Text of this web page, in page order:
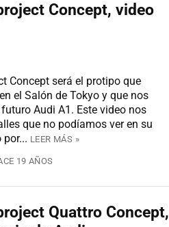
Concept, video
Concept será el protipo que
el Salón de Tokyo y que nos
Audi A1. Este video nos
que no podíamos ver en su
LEER MÁS »
19 AÑOS
Quattro Concept,